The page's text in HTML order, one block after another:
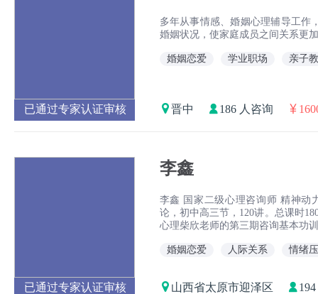
已通过专家认证审核
多年从事情感、婚姻心理辅导工作
婚姻状况，使家庭成员之间关系更
婚姻恋爱 学业职场 亲子
晋中 186 人咨询
已通过专家认证审核
李鑫
李鑫 国家二级心理咨询师 精神动
论，初中高三节，120讲。总课时
心理柴欣老师的第三期咨询基本功
婚姻恋爱 人际关系 情绪
山西省太原市迎泽区